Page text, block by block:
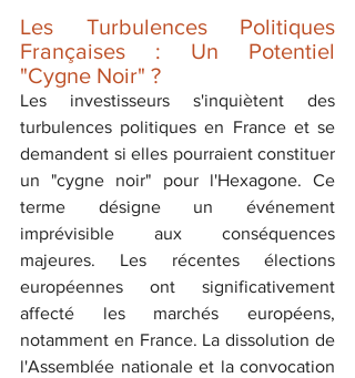
Les Turbulences Politiques
Françaises : Un Potentiel
"Cygne Noir" ?
Les investisseurs s'inquiètent des
turbulences politiques en France et se
demandent si elles pourraient constituer
un "cygne noir" pour l'Hexagone. Ce
terme désigne un événement
imprévisible aux conséquences
majeures. Les récentes élections
européennes ont significativement
affecté les marchés européens,
notamment en France. La dissolution de
l'Assemblée nationale et la convocation